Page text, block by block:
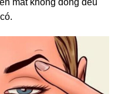
mắt không đồng đều